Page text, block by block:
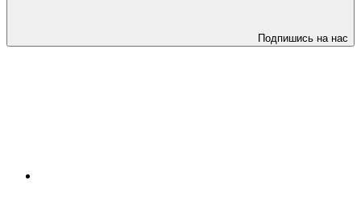
Подпишись на нас